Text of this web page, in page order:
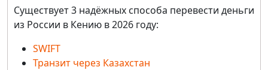
Существует 3 надёжных способа перевести деньги
из России в Кению в 2026 году:
SWIFT
Транзит через Казахстан